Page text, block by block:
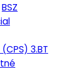
BSZ
(CPS) 3.BT